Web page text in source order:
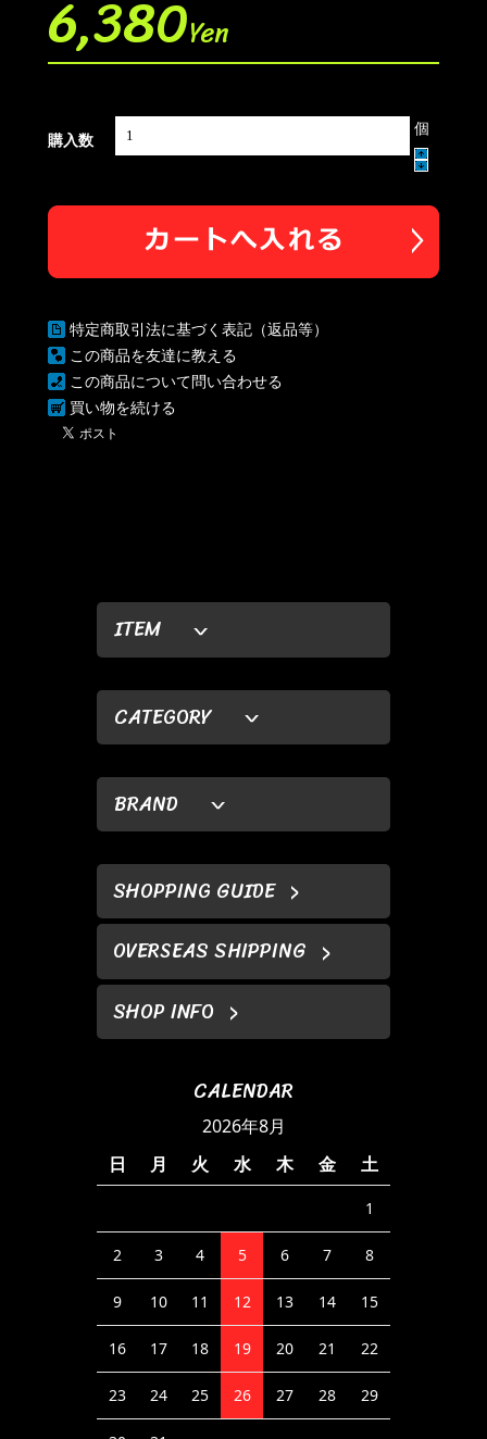
ITEM
CATEGORY
BRAND
SHOPPING GUIDE
OVERSEAS SHIPPING
SHOP INFO
CALENDAR
2026年8月
日
月 火 水 木 金 土
1
2 3 4 5 6 7 8
9 10 11 12 13 14 15
16 17 18 19 20 21 22
23 24 25 26 27 28 29
6,380Yen
購入数
個
特定商取引法に基づく表記（返品等）
この商品を友達に教える
この商品について問い合わせる
買い物を続ける